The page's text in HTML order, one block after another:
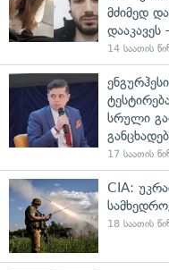
მძიმედ
14 საათის
სრული
17 საათის
CIA:
18 საათის